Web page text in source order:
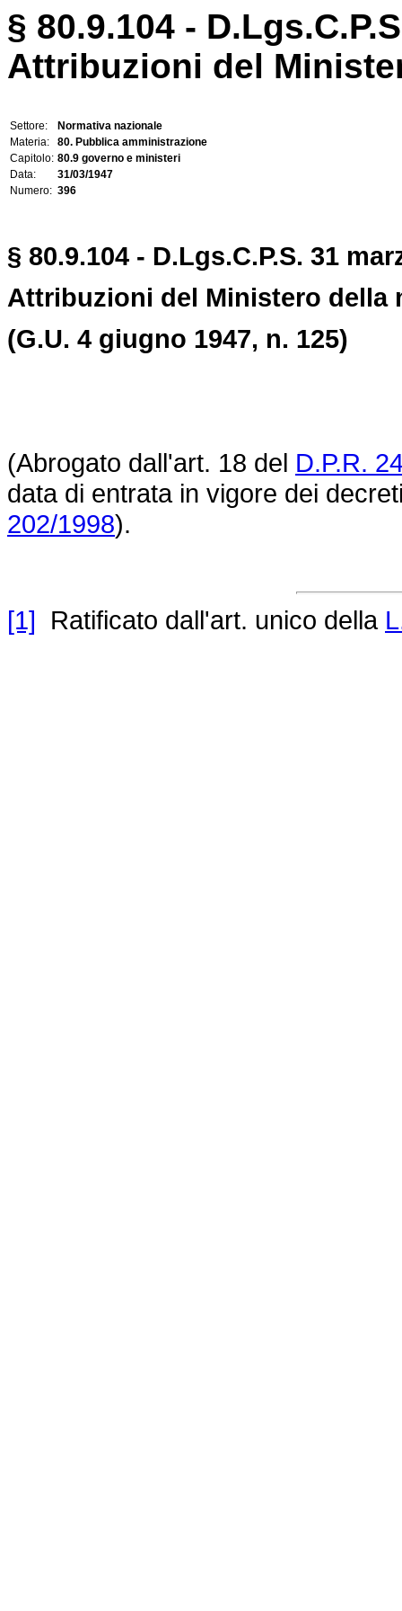
§ 80.9.104 -
Attribuzioni del
Settore:
Normativa nazionale
Materia:
80. Pubblica amministrazione
Capitolo: 80.9 governo e ministeri
Data:
31/03/1947
Numero: 396
§ 80.9.104 - D.Lgs.C.P.S. 31
Attribuzioni del Ministero della
(G.U. 4 giugno 1947, n. 125)
(Abrogato dall'art. 18 del D.P.R.
data di entrata in vigore dei
202/1998).
[1] Ratificato dall'art. unico della